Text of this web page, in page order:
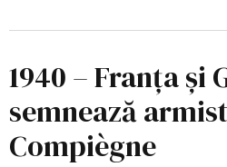
1940 – Franța și
semnează
Compiègne